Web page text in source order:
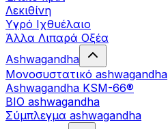
Λεκιθίνη
Υγρό Ιχθυέλαιο
Άλλα Λιπαρά Οξέα
Ashwagandha
Μονοσυστατικό ashwagandha
Ashwagandha KSM-66®
BIO ashwagandha
Σύμπλεγμα ashwagandha